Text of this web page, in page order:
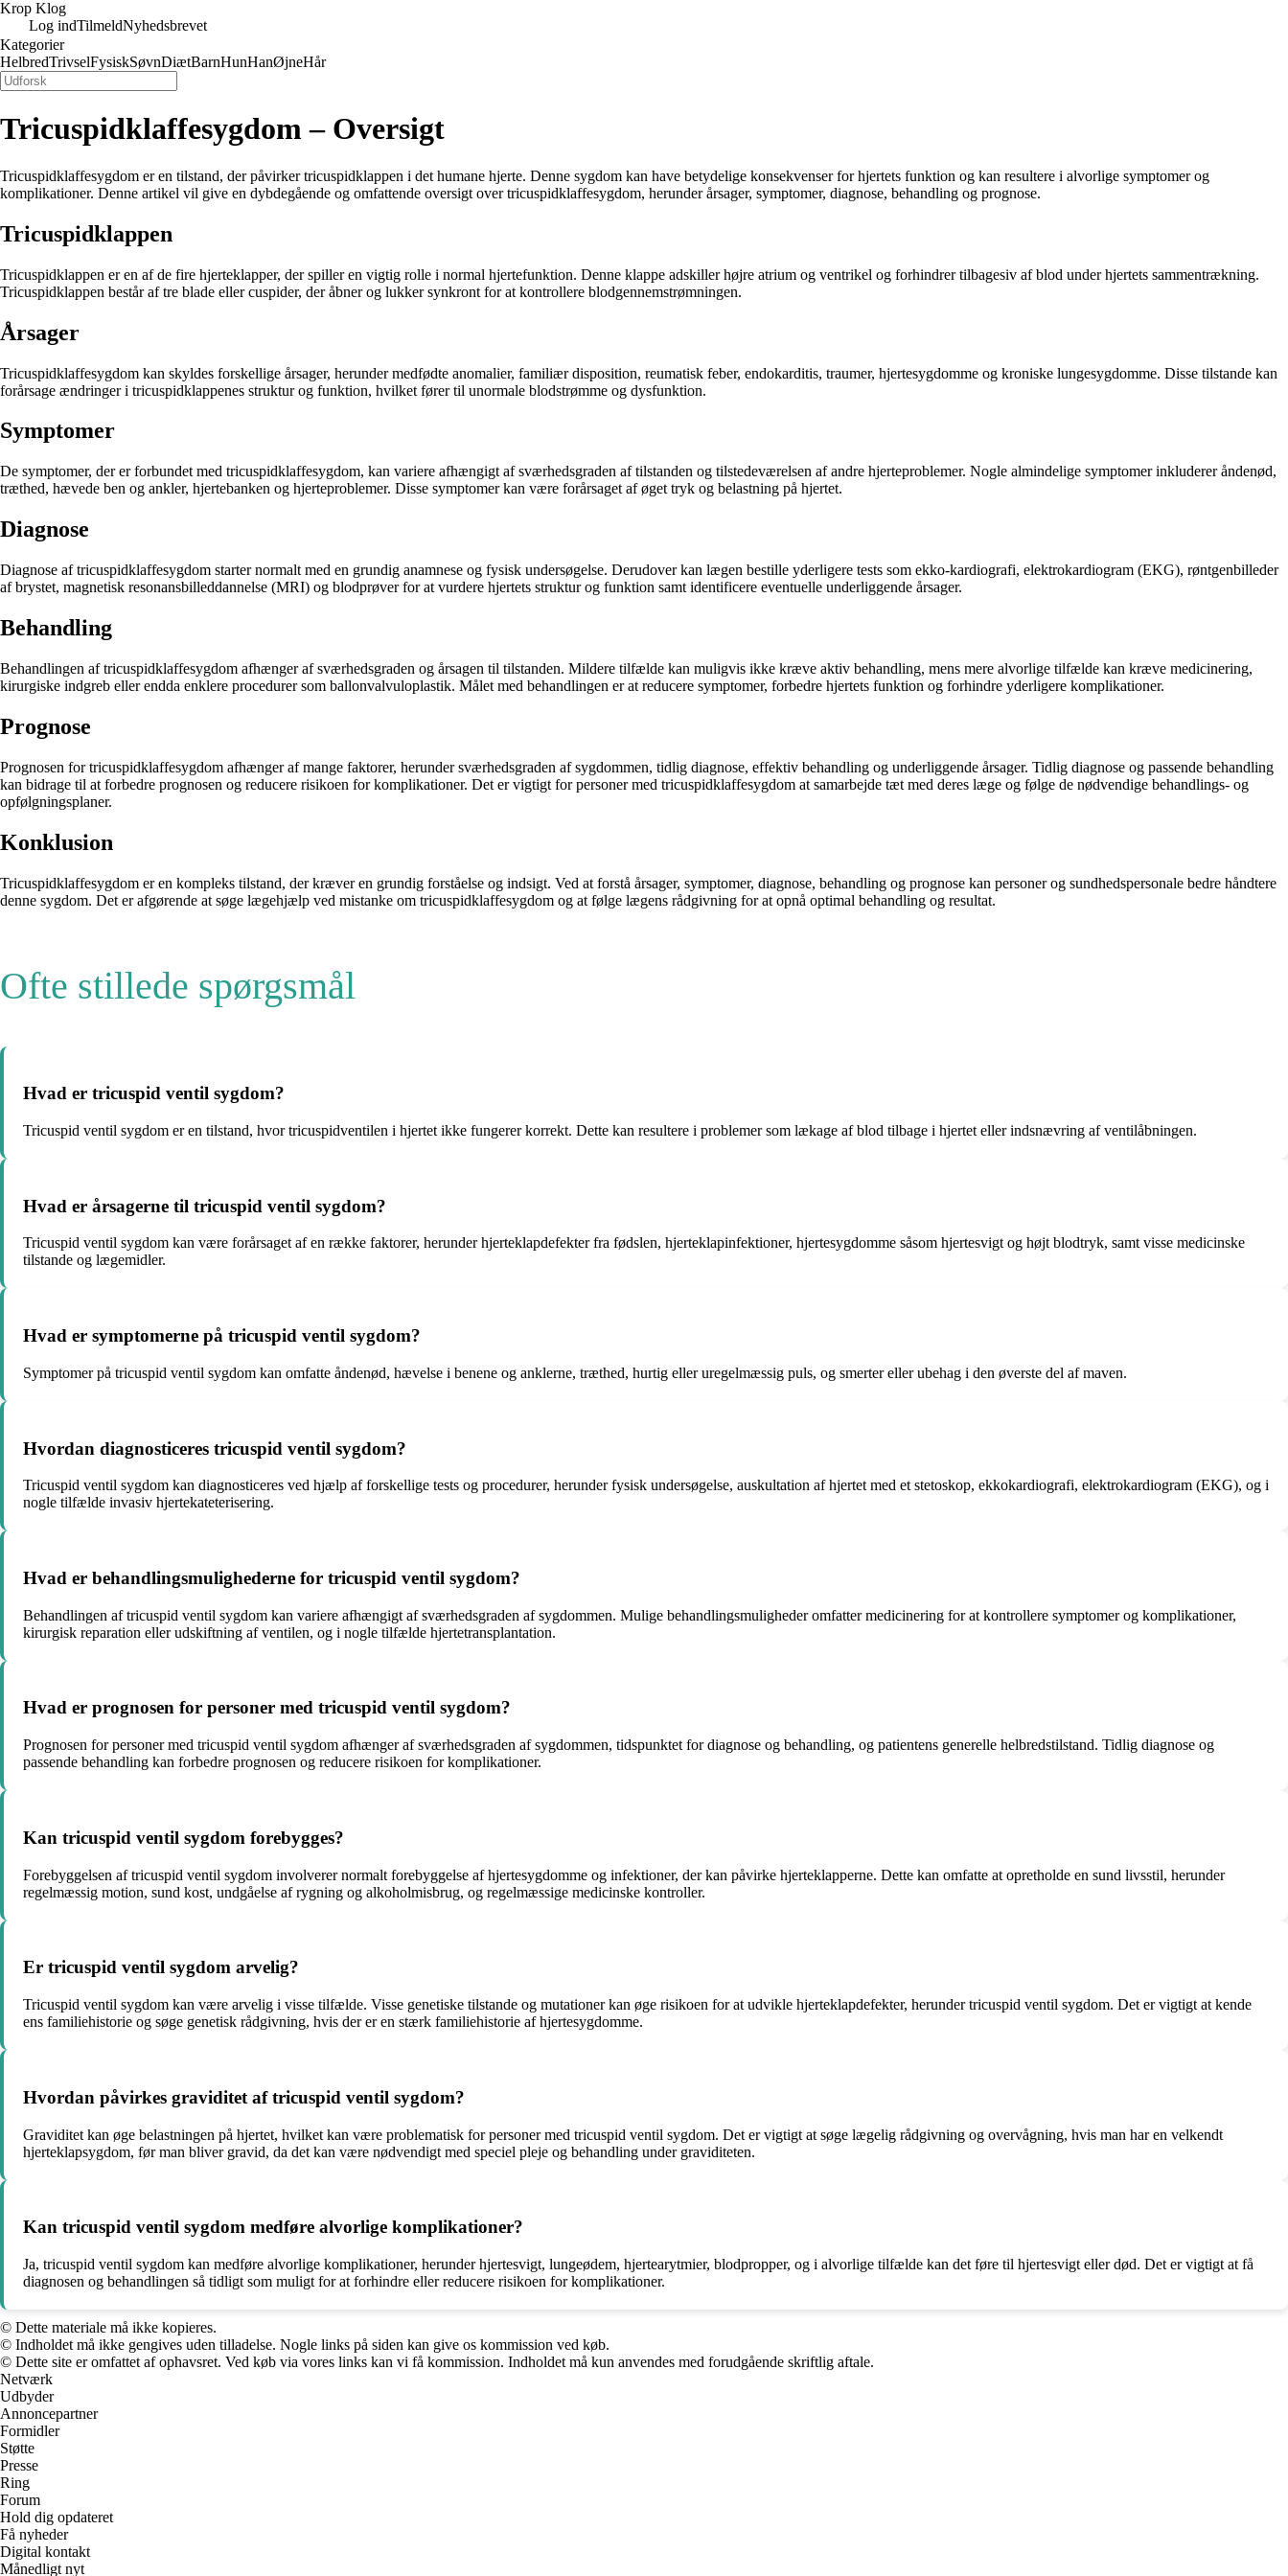
Krop Klog
Log indTilmeldNyhedsbrevet
Kategorier
HelbredTrivselFysiskSøvnDiætBarnHunHanØjneHår
Tricuspidklaffesygdom – Oversigt
Tricuspidklaffesygdom er en tilstand, der påvirker tricuspidklappen i det humane hjerte. Denne sygdom kan have betydelige konsekvenser for hjertets funktion og kan resultere i alvorlige symptomer og
komplikationer. Denne artikel vil give en dybdegående og omfattende oversigt over tricuspidklaffesygdom, herunder årsager, symptomer, diagnose, behandling og prognose.
Tricuspidklappen
Tricuspidklappen er en af ​​de fire hjerteklapper, der spiller en vigtig rolle i normal hjertefunktion. Denne klappe adskiller højre atrium og ventrikel og forhindrer tilbagesiv af blod under hjertets sammentrækning.
Tricuspidklappen består af tre blade eller cuspider, der åbner og lukker synkront for at kontrollere blodgennemstrømningen.
Årsager
Tricuspidklaffesygdom kan skyldes forskellige årsager, herunder medfødte anomalier, familiær disposition, reumatisk feber, endokarditis, traumer, hjertesygdomme og kroniske lungesygdomme. Disse tilstande kan
forårsage ændringer i tricuspidklappenes struktur og funktion, hvilket fører til unormale blodstrømme og dysfunktion.
Symptomer
De symptomer, der er forbundet med tricuspidklaffesygdom, kan variere afhængigt af sværhedsgraden af ​​tilstanden og tilstedeværelsen af ​​andre hjerteproblemer. Nogle almindelige symptomer inkluderer åndenød,
træthed, hævede ben og ankler, hjertebanken og hjerteproblemer. Disse symptomer kan være forårsaget af øget tryk og belastning på hjertet.
Diagnose
Diagnose af tricuspidklaffesygdom starter normalt med en grundig anamnese og fysisk undersøgelse. Derudover kan lægen bestille yderligere tests som ekko-kardiografi, elektrokardiogram (EKG), røntgenbilleder
af brystet, magnetisk resonansbilleddannelse (MRI) og blodprøver for at vurdere hjertets struktur og funktion samt identificere eventuelle underliggende årsager.
Behandling
Behandlingen af tricuspidklaffesygdom afhænger af sværhedsgraden og årsagen til tilstanden. Mildere tilfælde kan muligvis ikke kræve aktiv behandling, mens mere alvorlige tilfælde kan kræve medicinering,
kirurgiske indgreb eller endda enklere procedurer som ballonvalvuloplastik. Målet med behandlingen er at reducere symptomer, forbedre hjertets funktion og forhindre yderligere komplikationer.
Prognose
Prognosen for tricuspidklaffesygdom afhænger af mange faktorer, herunder sværhedsgraden af ​​sygdommen, tidlig diagnose, effektiv behandling og underliggende årsager. Tidlig diagnose og passende behandling
kan bidrage til at forbedre prognosen og reducere risikoen for komplikationer. Det er vigtigt for personer med tricuspidklaffesygdom at samarbejde tæt med deres læge og følge de nødvendige behandlings- og
opfølgningsplaner.
Konklusion
Tricuspidklaffesygdom er en kompleks tilstand, der kræver en grundig forståelse og indsigt. Ved at forstå årsager, symptomer, diagnose, behandling og prognose kan personer og sundhedspersonale bedre håndtere
denne sygdom. Det er afgørende at søge lægehjælp ved mistanke om tricuspidklaffesygdom og at følge lægens rådgivning for at opnå optimal behandling og resultat.
Ofte stillede spørgsmål
Hvad er tricuspid ventil sygdom?
Tricuspid ventil sygdom er en tilstand, hvor tricuspidventilen i hjertet ikke fungerer korrekt. Dette kan resultere i problemer som lækage af blod tilbage i hjertet eller indsnævring af ventilåbningen.
Hvad er årsagerne til tricuspid ventil sygdom?
Tricuspid ventil sygdom kan være forårsaget af en række faktorer, herunder hjerteklapdefekter fra fødslen, hjerteklapinfektioner, hjertesygdomme såsom hjertesvigt og højt blodtryk, samt visse medicinske
tilstande og lægemidler.
Hvad er symptomerne på tricuspid ventil sygdom?
Symptomer på tricuspid ventil sygdom kan omfatte åndenød, hævelse i benene og anklerne, træthed, hurtig eller uregelmæssig puls, og smerter eller ubehag i den øverste del af maven.
Hvordan diagnosticeres tricuspid ventil sygdom?
Tricuspid ventil sygdom kan diagnosticeres ved hjælp af forskellige tests og procedurer, herunder fysisk undersøgelse, auskultation af hjertet med et stetoskop, ekkokardiografi, elektrokardiogram (EKG), og i
nogle tilfælde invasiv hjertekateterisering.
Hvad er behandlingsmulighederne for tricuspid ventil sygdom?
Behandlingen af tricuspid ventil sygdom kan variere afhængigt af sværhedsgraden af sygdommen. Mulige behandlingsmuligheder omfatter medicinering for at kontrollere symptomer og komplikationer,
kirurgisk reparation eller udskiftning af ventilen, og i nogle tilfælde hjertetransplantation.
Hvad er prognosen for personer med tricuspid ventil sygdom?
Prognosen for personer med tricuspid ventil sygdom afhænger af sværhedsgraden af sygdommen, tidspunktet for diagnose og behandling, og patientens generelle helbredstilstand. Tidlig diagnose og
passende behandling kan forbedre prognosen og reducere risikoen for komplikationer.
Kan tricuspid ventil sygdom forebygges?
Forebyggelsen af tricuspid ventil sygdom involverer normalt forebyggelse af hjertesygdomme og infektioner, der kan påvirke hjerteklapperne. Dette kan omfatte at opretholde en sund livsstil, herunder
regelmæssig motion, sund kost, undgåelse af rygning og alkoholmisbrug, og regelmæssige medicinske kontroller.
Er tricuspid ventil sygdom arvelig?
Tricuspid ventil sygdom kan være arvelig i visse tilfælde. Visse genetiske tilstande og mutationer kan øge risikoen for at udvikle hjerteklapdefekter, herunder tricuspid ventil sygdom. Det er vigtigt at kende
ens familiehistorie og søge genetisk rådgivning, hvis der er en stærk familiehistorie af hjertesygdomme.
Hvordan påvirkes graviditet af tricuspid ventil sygdom?
Graviditet kan øge belastningen på hjertet, hvilket kan være problematisk for personer med tricuspid ventil sygdom. Det er vigtigt at søge lægelig rådgivning og overvågning, hvis man har en velkendt
hjerteklapsygdom, før man bliver gravid, da det kan være nødvendigt med speciel pleje og behandling under graviditeten.
Kan tricuspid ventil sygdom medføre alvorlige komplikationer?
Ja, tricuspid ventil sygdom kan medføre alvorlige komplikationer, herunder hjertesvigt, lungeødem, hjertearytmier, blodpropper, og i alvorlige tilfælde kan det føre til hjertesvigt eller død. Det er vigtigt at få
diagnosen og behandlingen så tidligt som muligt for at forhindre eller reducere risikoen for komplikationer.
© Dette materiale må ikke kopieres.
© Indholdet må ikke gengives uden tilladelse. Nogle links på siden kan give os kommission ved køb.
© Dette site er omfattet af ophavsret. Ved køb via vores links kan vi få kommission. Indholdet må kun anvendes med forudgående skriftlig aftale.
Netværk
Udbyder
Annoncepartner
Formidler
Støtte
Presse
Ring
Forum
Hold dig opdateret
Få nyheder
Digital kontakt
Månedligt nyt